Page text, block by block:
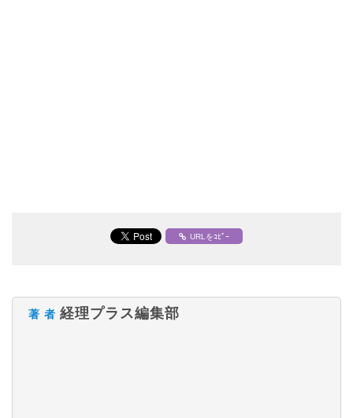
URLをｺﾋﾟｰ
著 者 経理プラス編集部